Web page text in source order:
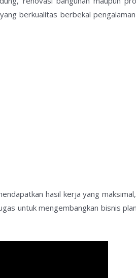
berkualitas berbekal
hasil kerja yang
untuk mengembangkan bisnis